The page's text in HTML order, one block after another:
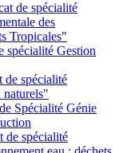
de spécialité
des
Tropicales"
spécialité Gestion
spécialité
naturels"
Spécialité Génie
spécialité